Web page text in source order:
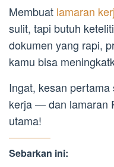
Membuat lamaran
sulit, tapi butuh
dokumen yang rapi,
kamu bisa
Ingat, kesan
kerja — dan lamaran
utama!
Sebarkan ini: